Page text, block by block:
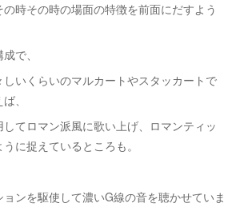
時その時の場面の特徴を前面にだすよう
で、
いくらいのマルカートやスタッカートで
、
てロマン派風に歌い上げ、ロマンティッ
に捉えているところも。
ンを駆使して濃いG線の音を聴かせていま